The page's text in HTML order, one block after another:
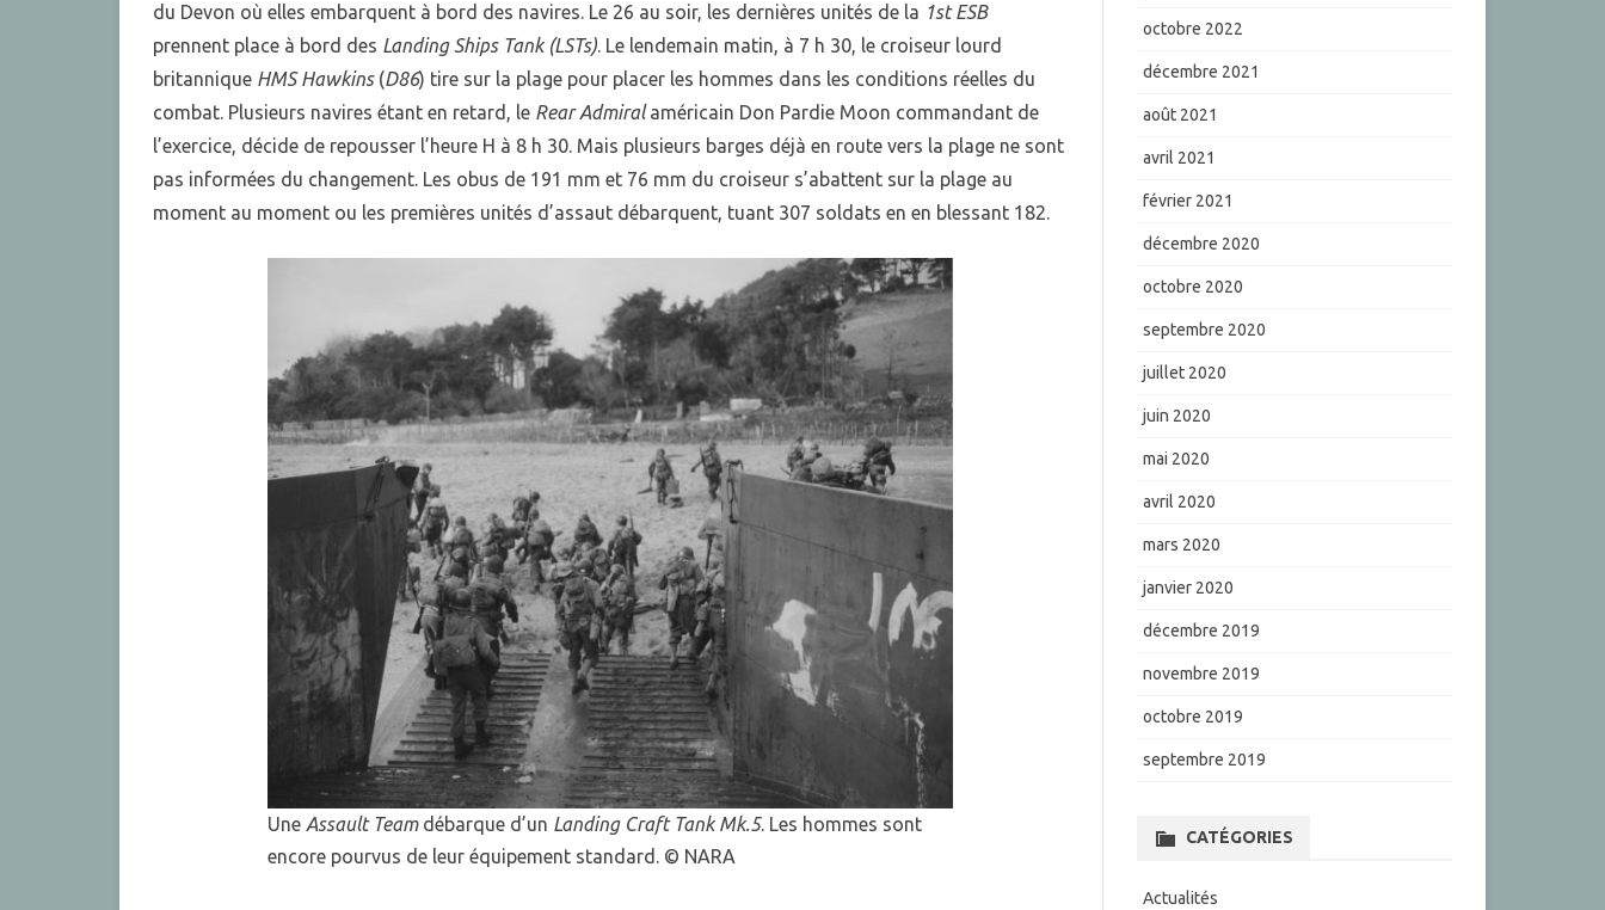
du Devon où elles embarquent à bord des navires. Le 26 au soir, les dernières unités de la 1st ESB
prennent place à bord des Landing Ships Tank (LSTs). Le lendemain matin, à 7 h 30, le croiseur lourd
britannique HMS Hawkins(D86) tire sur la plage pour placer les hommes dans les conditions réelles du
combat. Plusieurs navires étant en retard, le Rear Admiralaméricain Don Pardie Moon commandant de
l’exercice, décide de repousser l’heure H à 8 h 30. Mais plusieurs barges déjà en route vers la plage ne sont
pas informées du changement. Les obus de 191 mm et 76 mm du croiseur s’abattent sur la plage au
moment au moment ou les premières unités d’assaut débarquent, tuant 307 soldats en en blessant 182.
Une Assault Teamdébarque d’un Landing Craft Tank Mk.5. Les hommes sont
encore pourvus de leur équipement standard. © NARA
octobre 2022
décembre 2021
août 2021
avril 2021
février 2021
décembre 2020
octobre 2020
septembre 2020
juillet 2020
juin 2020
mai 2020
avril 2020
mars 2020
janvier 2020
décembre 2019
novembre 2019
octobre 2019
septembre 2019
CATÉGORIES
Actualités